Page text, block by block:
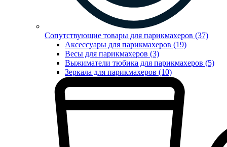
Сопутствующие товары для парикмахеров (37)
Аксессуары для парикмахеров (19)
Весы для парикмахеров (3)
Выжиматели тюбика для парикмахеров (5)
Зеркала для парикмахеров (10)